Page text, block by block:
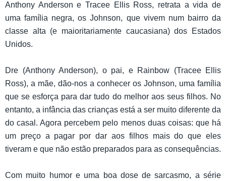
Anthony Anderson e Tracee Ellis Ross, retrata a vida de
uma família negra, os Johnson, que vivem num bairro da
classe alta (e maioritariamente caucasiana) dos Estados
Unidos.
Dre (Anthony Anderson), o pai, e Rainbow (Tracee Ellis
Ross), a mãe, dão-nos a conhecer os Johnson, uma família
que se esforça para dar tudo do melhor aos seus filhos. No
entanto, a infância das crianças está a ser muito diferente da
do casal. Agora percebem pelo menos duas coisas: que há
um preço a pagar por dar aos filhos mais do que eles
tiveram e que não estão preparados para as consequências.
Com muito humor e uma boa dose de sarcasmo, a série